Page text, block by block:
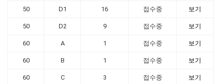
50 D1 16 접수중 보기
50 D2 9 접수중 보기
60 A 1 접수중 보기
60 B 1 접수중 보기
60 C 3 접수중 보기